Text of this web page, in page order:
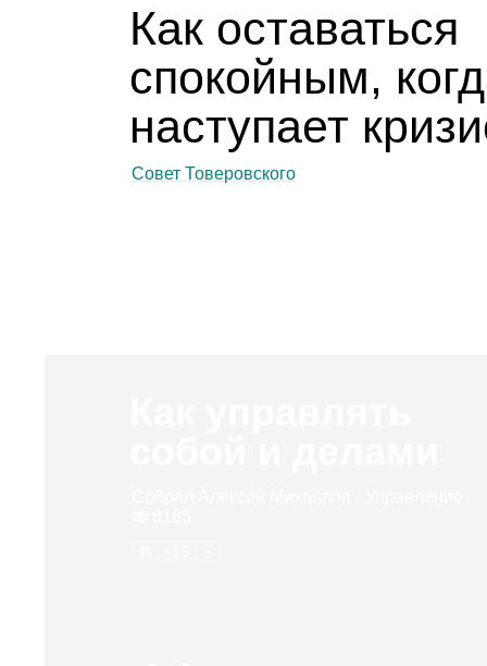
Как оста­ваться
спо­кой­ным,
насту­пает
Совет Товеровского